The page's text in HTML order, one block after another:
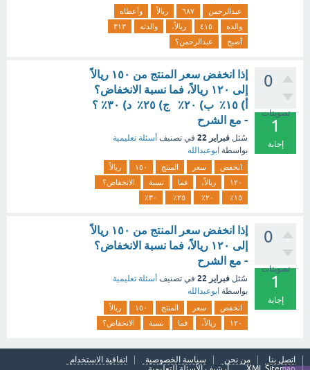
عبدالرحمن ٦٨٧ ريالاً
وأعطاه
والده
٤١٥ ريالاً، والدته
٣١٣
أصبح
عبدالرحمن؟
0
تصويتات
1
إجابة
إذا انخفض سعر المنتج من ١٥٠ ريالاً
إلى ١٢٠ ريالاً، فما نسبة الانخفاض؟
أ) ١٥٪ ب) ٢٠٪ ج) ٢٥٪ د) ٣٠٪ ؟
- مع الشرح
سُئل فبراير 22 في تصنيف أسئلة تعليمية
بواسطة ابوعبدالله
انخفض سعر المنتج ١٥٠
ريالاً
١٢٠
ريالاً، فما نسبة
الانخفاض؟
١٥٪
٢٠٪ ٢٥٪ ٣٠٪
0
تصويتات
1
إجابة
إذا انخفض سعر المنتج من ١٥٠ ريالاً
إلى ١٢٠ ريالاً، فما نسبة الانخفاض؟
- مع الشرح
سُئل فبراير 22 في تصنيف أسئلة تعليمية
بواسطة ابوعبدالله
انخفض سعر المنتج ١٥٠
ريالاً
١٢٠
ريالاً، فما نسبة الانخفاض؟
اتصل بنا من نحن سياسة الخصوصية
اتفاقية الاستخدام